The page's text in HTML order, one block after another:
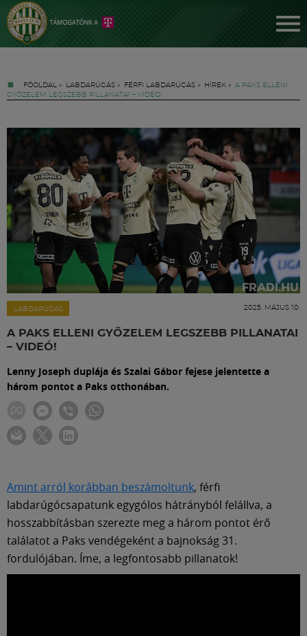
FŐOLDAL » LABDARÚGÁS » FÉRFI LABDARÚGÁS » HÍREK » A PAKS ELLENI
GYŐZELEM LEGSZEBB PILLANATAI – VIDEÓ!
LABDARÚGÁS 2025. MÁJUS 10.
A PAKS ELLENI GYŐZELEM LEGSZEBB PILLANATAI
– VIDEÓ!
Lenny Joseph duplája és Szalai Gábor fejese jelentette a
három pontot a Paks otthonában.
Amint arról korábban beszámoltunk, férfi
labdarúgócsapatunk egygólos hátrányból felállva, a
hosszabbításban szerezte meg a három pontot érő
találatot a Paks vendégeként a bajnokság 31.
fordulójában. Íme, a legfontosabb pillanatok!
Jegyek
FM YouTube +
Hírek
Labdarúgás
Meccscenter
Klub
Szolgáltatások
Shop
Közösség